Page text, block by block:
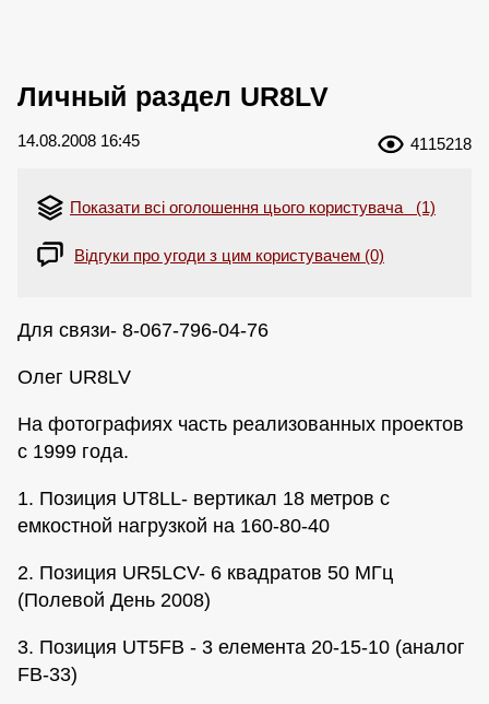
Личный раздел UR8LV
14.08.2008 16:45 4115218
Показати всі оголошення цього користувача (1)
Відгуки про угоди з цим користувачем (0)
Для связи- 8-067-796-04-76
Олег UR8LV
На фотографиях часть реализованных проектов
с 1999 года.
1. Позиция UT8LL- вертикал 18 метров с
емкостной нагрузкой на 160-80-40
2. Позиция UR5LCV- 6 квадратов 50 МГц
(Полевой День 2008)
3. Позиция UT5FB - 3 елемента 20-15-10 (аналог
FB-33)